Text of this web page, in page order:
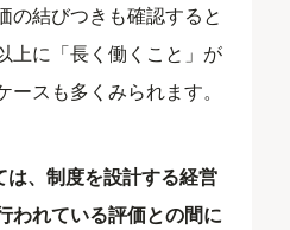
の結びつきも確認すると
上に「長く働くこと」が
スも多くみられます。
は、制度を設計する経営
われている評価との間に